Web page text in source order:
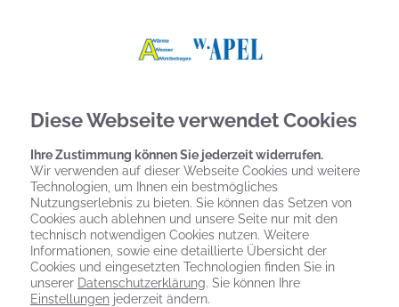
Diese Webseite verwendet Cookies
Ihre Zustimmung können Sie jederzeit widerrufen.
Wir verwenden auf dieser Webseite Cookies und weitere
Technologien, um Ihnen ein bestmögliches
Nutzungserlebnis zu bieten. Sie können das Setzen von
Cookies auch ablehnen und unsere Seite nur mit den
technisch notwendigen Cookies nutzen. Weitere
Informationen, sowie eine detaillierte Übersicht der
Cookies und eingesetzten Technologien finden Sie in
unserer Datenschutzerklärung. Sie können Ihre
Einstellungen jederzeit ändern.